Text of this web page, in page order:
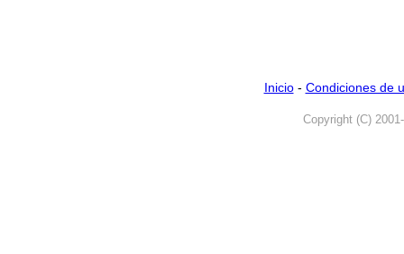
Inicio- Condiciones de
Copyright (C)